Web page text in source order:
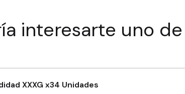
interesarte uno
XXXG x34 Unidades